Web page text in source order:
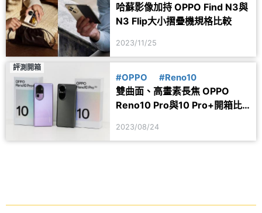
哈蘇影像加持 OPPO Find N3與
N3 Flip大小摺疊機規格比較
2023/11/25
評測開箱
#OPPO #Reno10
雙曲面、高畫素長焦 OPPO
Reno10 Pro與10 Pro+開箱比
2023/08/24